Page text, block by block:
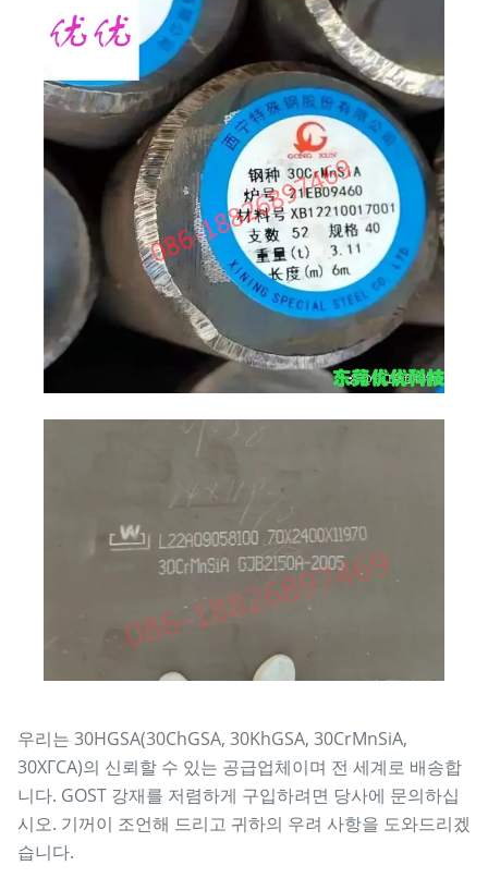
우리는 30HGSA(30ChGSA, 30KhGSA, 30CrMnSiA,
30ХГСА)의 신뢰할 수 있는 공급업체이며 전 세계로 배송합
니다. GOST 강재를 저렴하게 구입하려면 당사에 문의하십
시오. 기꺼이 조언해 드리고 귀하의 우려 사항을 도와드리겠
습니다.